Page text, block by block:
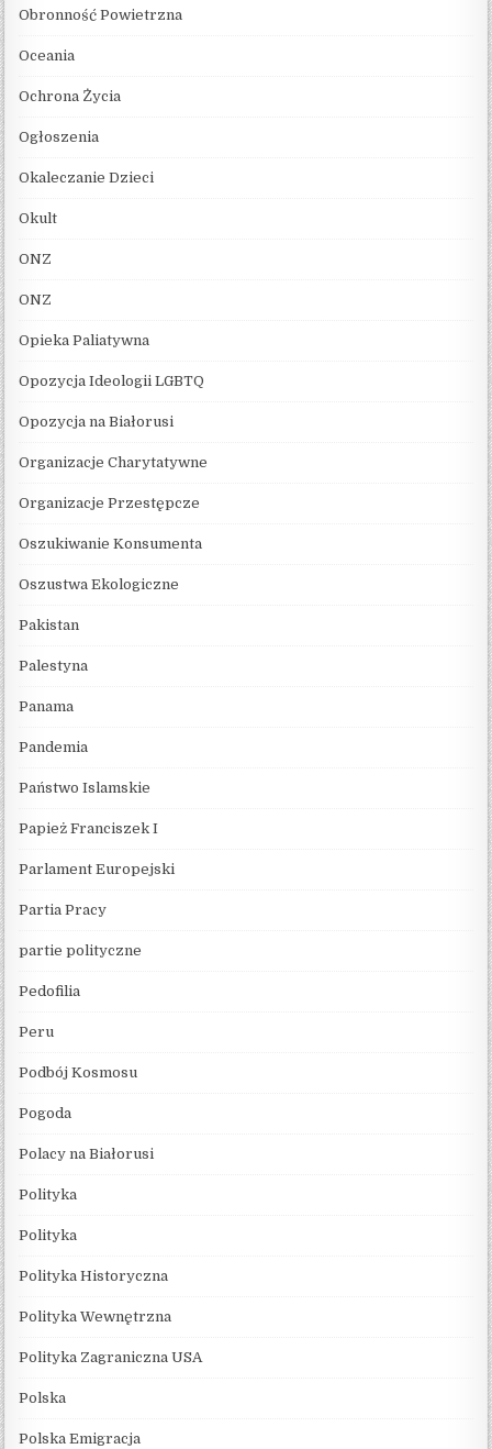
Obronność Powietrzna
Oceania
Ochrona Życia
Ogłoszenia
Okaleczanie Dzieci
Okult
ONZ
ONZ
Opieka Paliatywna
Opozycja Ideologii LGBTQ
Opozycja na Białorusi
Organizacje Charytatywne
Organizacje Przestępcze
Oszukiwanie Konsumenta
Oszustwa Ekologiczne
Pakistan
Palestyna
Panama
Pandemia
Państwo Islamskie
Papież Franciszek I
Parlament Europejski
Partia Pracy
partie polityczne
Pedofilia
Peru
Podbój Kosmosu
Pogoda
Polacy na Białorusi
Polityka
Polityka
Polityka Historyczna
Polityka Wewnętrzna
Polityka Zagraniczna USA
Polska
Polska Emigracja